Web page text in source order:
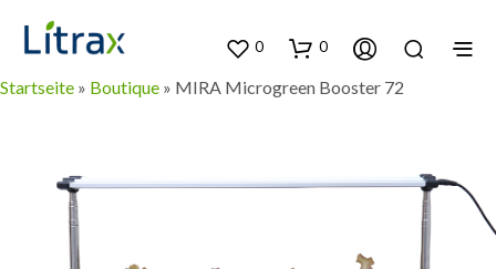
0 0
Startseite » Boutique » MIRA Microgreen Booster 72